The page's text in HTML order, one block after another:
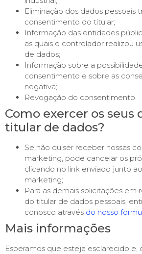
Eliminação dos dados pessoais
consentimento do titular;
Informação das entidades
as quais o controlador realizou
de dados;
Informação sobre a
consentimento e sobre as
negativa;
Revogação do consentimento.
Como exercer os seus
titular de dados?
Se não quiser receber nossas
marketing, pode cancelar os
clicando no link enviado junto
marketing;
Para as demais solicitações em
do titular de dados pessoais,
conosco através do nosso
Mais informações
Esperamos que esteja esclarecido